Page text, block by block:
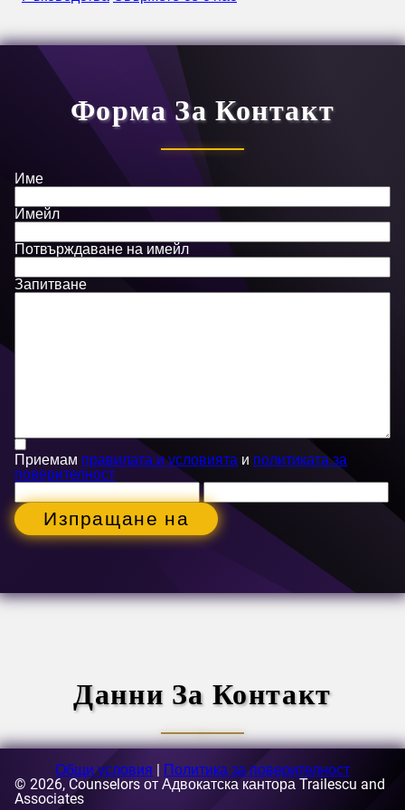
Форма За Контакт
Име
Имейл
Потвърждаване на имейл
Запитване
Приемам правилата и условията и политиката за
поверителност
Изпращане на
Данни За Контакт
Електронна поща:
Общи условия | Политика за поверителност
© 2026, Counselors от Адвокатска кантора Trailescu and
Associates